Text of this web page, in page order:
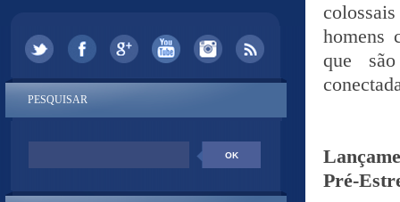
homens
que
Pré-
PESQUISAR